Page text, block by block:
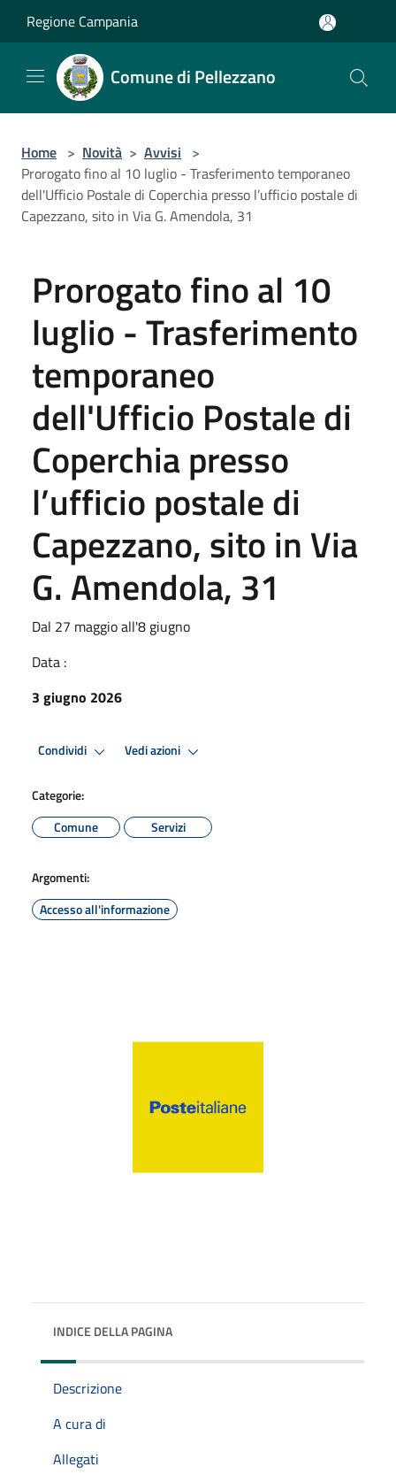
Regione Campania
Comune di Pellezzano
Home > Novità > Avvisi >
Prorogato fino al 10 luglio - Trasferimento temporaneo
dell'Ufficio Postale di Coperchia presso l’ufficio postale di
Capezzano, sito in Via G. Amendola, 31
Prorogato fino al 10
luglio - Trasferimento
temporaneo
dell'Ufficio Postale di
Coperchia presso
l’ufficio postale di
Capezzano, sito in Via
G. Amendola, 31
Dal 27 maggio all'8 giugno
Data :
3 giugno 2026
Condividi Vedi azioni
Categorie:
Comune
Servizi
Argomenti:
Accesso all'informazione
INDICE DELLA PAGINA
Descrizione
A cura di
Allegati